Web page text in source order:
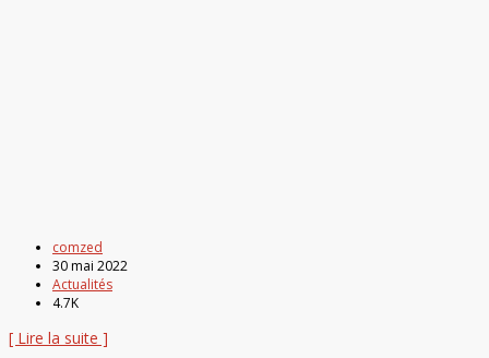
comzed
30 mai 2022
Actualités
4.7K
[ Lire la suite ]